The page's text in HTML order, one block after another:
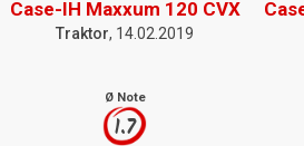
Case-IH Maxxum 120 CVX
Traktor, 14.02.2019
Ø Note
1.7